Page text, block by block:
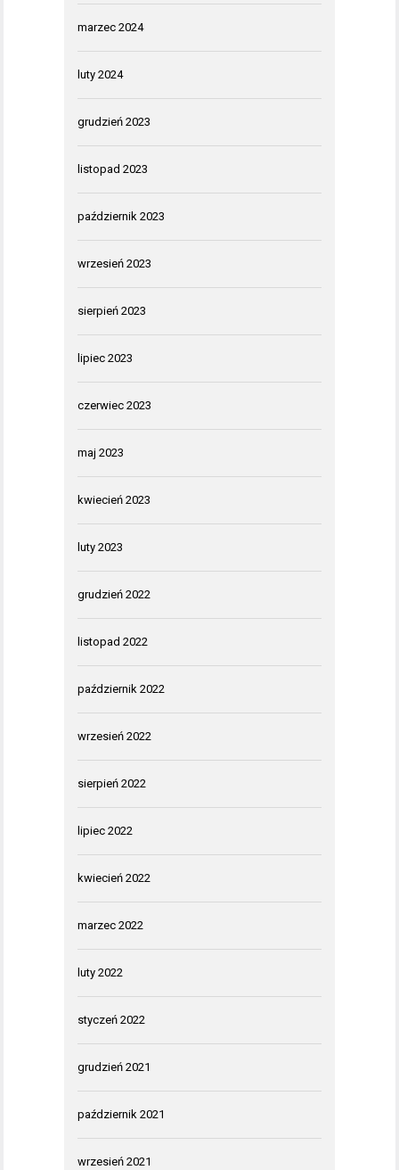
marzec 2024
luty 2024
grudzień 2023
listopad 2023
październik 2023
wrzesień 2023
sierpień 2023
lipiec 2023
czerwiec 2023
maj 2023
kwiecień 2023
luty 2023
grudzień 2022
listopad 2022
październik 2022
wrzesień 2022
sierpień 2022
lipiec 2022
kwiecień 2022
marzec 2022
luty 2022
styczeń 2022
grudzień 2021
październik 2021
wrzesień 2021